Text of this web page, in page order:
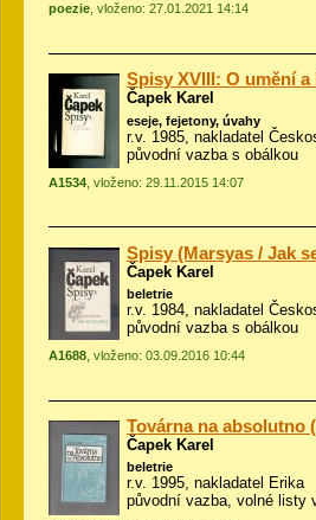
poezie, vloženo: 27.01.2021 14:14
Spisy XVIII: O umění a
Čapek Karel
eseje, fejetony, úvahy
r.v. 1985, nakladatel
původní vazba s obálkou
A1534 , vloženo: 29.11.2015 14:07
Spisy (Marsyas / Jak
Čapek Karel
beletrie
r.v. 1984, nakladatel
původní vazba s obálkou
A1688 , vloženo: 03.09.2016 10:44
Továrna na absolutno
Čapek Karel
beletrie
r.v. 1995, nakladatel Erika
původní vazba, volné listy